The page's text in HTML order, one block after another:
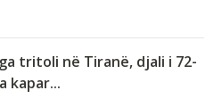
tritoli në Tiranë, djali i 72-
kapar...